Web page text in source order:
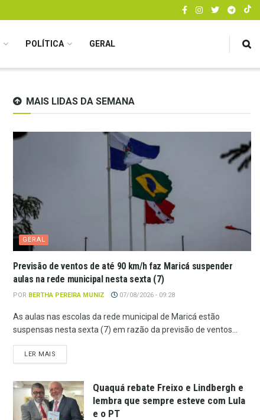
POLÍTICA GERAL
MAIS LIDAS DA SEMANA
GERAL
Previsão de ventos de até 90 km/h faz Maricá suspender
aulas na rede municipal nesta sexta (7)
POR BERTHA PEREIRA MUNIZ 07/08/2026 - 09:28
As aulas nas escolas da rede municipal de Maricá estão
suspensas nesta sexta (7) em razão da previsão de ventos...
LER MAIS
Quaquá rebate Freixo e Lindbergh e
lembra que sempre esteve com Lula
e o PT